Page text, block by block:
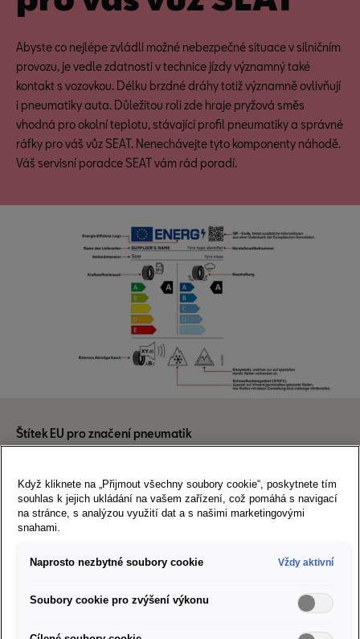
Abyste co nejlépe zvládli možné nebezpečné situace v silničním
provozu, je vedle zdatnosti v technice jízdy významný také
kontakt s vozovkou. Délku brzdné dráhy totiž významně ovlivňují
i pneumatiky auta. Důležitou roli zde hraje pryžová směs
vhodná pro okolní teplotu, stávající profil pneumatiky a správné
ráfky pro váš vůz SEAT. Nenechávejte tyto komponenty náhodě.
Váš servisní poradce SEAT vám rád poradí.
Štítek EU pro značení pneumatik
mějte oči otevřené
předepsanému značení pneumatik. Štítek na pneumatikách
pneumatiky, efektivita spotřeby paliva, brzdné vlastnosti na
Když kliknete na „Přijmout všechny soubory cookie“, poskytnete tím
souhlas k jejich ukládání na vašem zařízení, což pomáhá s navigací
na stránce, s analýzou využití dat a s našimi marketingovými
snahami.
Naprosto nezbytné soubory cookie Vždy aktivní
Soubory cookie pro zvýšení výkonu